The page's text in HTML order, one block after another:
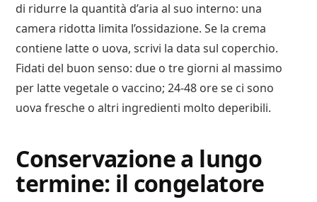
di ridurre la quantità d’aria al suo interno: una
camera ridotta limita l’ossidazione. Se la crema
contiene latte o uova, scrivi la data sul coperchio.
Fidati del buon senso: due o tre giorni al massimo
per latte vegetale o vaccino; 24-48 ore se ci sono
uova fresche o altri ingredienti molto deperibili.
Conservazione a lungo
termine: il congelatore